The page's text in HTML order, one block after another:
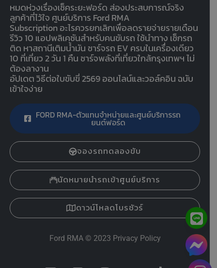
หมดห่วงเรื่องเช็คระยะฟอร์ด ส่องประสบการณ์จริง
ลูกค้าที่ไว้ใจ ศูนย์บริการ Ford RMA
Subscription อะไรควรยกเลิกเพื่อลดรายจ่ายรายเดือน
รีวิว 10 แอปพลิเคชันสำหรับคนขับรถ ใช้นำทาง เช็กรถ
ติด หาสถานีเติมน้ำมัน ชาร์จรถ EV ครบในเครื่องเดียว
10 ที่เที่ยว 2 วัน 1 คืน ชาร์จพลังที่เที่ยวใกล้กรุงเทพฯ ไม่
ต้องลางาน
อัปเดต วิธีต่อใบขับขี่ 2569 ออนไลน์และวอล์คอิน ฉบับ
เข้าใจง่าย
FORD RMA-ตัวแทนจำหน่ายและศูนย์บริการรถ
ยนต์ฟอร์ด
จองรถทดลองขับ
นัดหมายนำรถเข้าศูนย์บริการ
ดาวน์โหลดโบรชัวร์
Ford RMA© 2023 Privacy Policy